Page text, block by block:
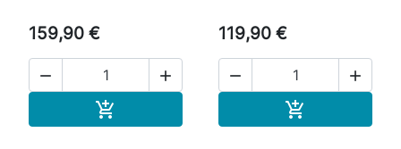
159,90 €
 

119,90 €
 
